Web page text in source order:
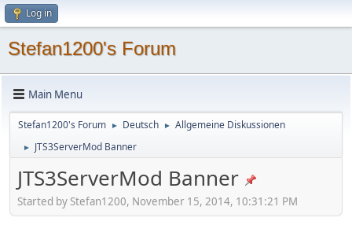
Log in
Stefan1200's Forum
Main Menu
Stefan1200's Forum ► Deutsch ► Allgemeine Diskussionen
► JTS3ServerMod Banner
JTS3ServerMod Banner
Started by Stefan1200, November 15, 2014, 10:31:21 PM